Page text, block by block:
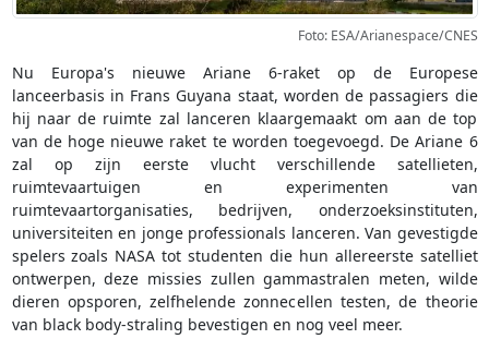
Foto: ESA/Arianespace/CNES
Nu Europa's nieuwe Ariane 6-raket op de Europese
lanceerbasis in Frans Guyana staat, worden de passagiers die
hij naar de ruimte zal lanceren klaargemaakt om aan de top
van de hoge nieuwe raket te worden toegevoegd. De Ariane 6
zal op zijn eerste vlucht verschillende satellieten,
ruimtevaartuigen en experimenten van
ruimtevaartorganisaties, bedrijven, onderzoeksinstituten,
universiteiten en jonge professionals lanceren. Van gevestigde
spelers zoals NASA tot studenten die hun allereerste satelliet
ontwerpen, deze missies zullen gammastralen meten, wilde
dieren opsporen, zelfhelende zonnecellen testen, de theorie
van black body-straling bevestigen en nog veel meer.